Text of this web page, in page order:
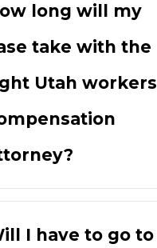
long will my
take with the
Utah workers
I have to go to